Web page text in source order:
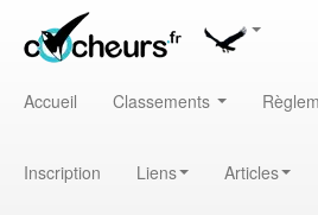
Accueil Classements
Inscription Liens Articles